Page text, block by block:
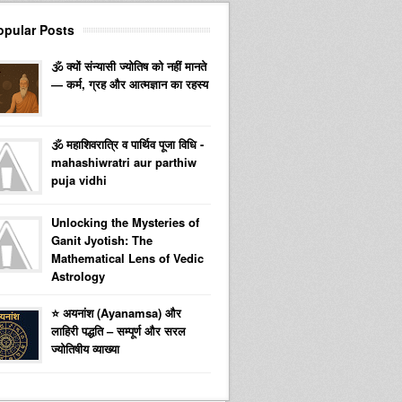
Posts
🕉️ क्यों संन्यासी ज्योतिष को नहीं मानते
— कर्म, ग्रह और आत्मज्ञान का रहस्य
🕉️ महाशिवरात्रि व पार्थिव पूजा विधि -
mahashiwratri aur parthiw
puja vidhi
Unlocking the Mysteries of
Ganit Jyotish: The
Mathematical Lens of Vedic
Astrology
⭐ अयनांश (Ayanamsa) और
लाहिरी पद्धति – सम्पूर्ण और सरल
ज्योतिषीय व्याख्या